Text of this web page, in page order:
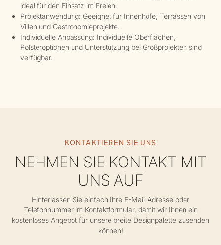
ideal für den Einsatz im Freien.
Projektanwendung: Geeignet für Innenhöfe, Terrassen von
Villen und Gastronomieprojekte.
Individuelle Anpassung: Individuelle Oberflächen,
Polsteroptionen und Unterstützung bei Großprojekten sind
verfügbar.
KONTAKTIEREN SIE UNS
NEHMEN SIE KONTAKT MIT
UNS AUF
Hinterlassen Sie einfach Ihre E-Mail-Adresse oder
Telefonnummer im Kontaktformular, damit wir Ihnen ein
kostenloses Angebot für unsere breite Designpalette zusenden
können!